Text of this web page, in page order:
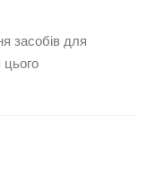
засобів для